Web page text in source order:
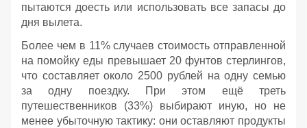
пытаются доесть или использовать все запасы до
дня вылета.
Более чем в 11% случаев стоимость отправленной
на помойку еды превышает 20 фунтов стерлингов,
что составляет около 2500 рублей на одну семью
за одну поездку. При этом ещё треть
путешественников (33%) выбирают иную, но не
менее убыточную тактику: они оставляют продукты